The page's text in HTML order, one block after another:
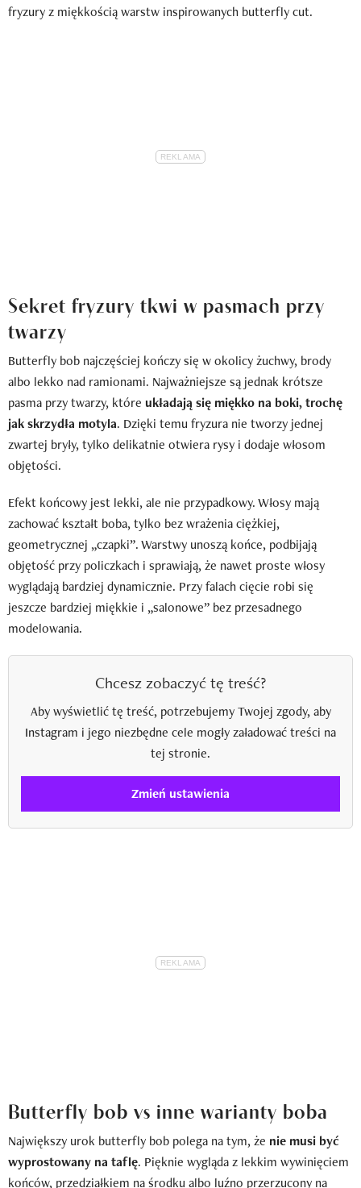
fryzury z miękkością warstw inspirowanych butterfly cut.
Sekret fryzury tkwi w pasmach przy
twarzy
Butterfly bob najczęściej kończy się w okolicy żuchwy, brody
albo lekko nad ramionami. Najważniejsze są jednak krótsze
pasma przy twarzy, które układają się miękko na boki, trochę
jak skrzydła motyla. Dzięki temu fryzura nie tworzy jednej
zwartej bryły, tylko delikatnie otwiera rysy i dodaje włosom
objętości.
Efekt końcowy jest lekki, ale nie przypadkowy. Włosy mają
zachować kształt boba, tylko bez wrażenia ciężkiej,
geometrycznej „czapki”. Warstwy unoszą końce, podbijają
objętość przy policzkach i sprawiają, że nawet proste włosy
wyglądają bardziej dynamicznie. Przy falach cięcie robi się
jeszcze bardziej miękkie i „salonowe” bez przesadnego
modelowania.
Chcesz zobaczyć tę treść?
Aby wyświetlić tę treść, potrzebujemy Twojej zgody, aby
Instagram i jego niezbędne cele mogły załadować treści na
tej stronie.
Zmień ustawienia
Butterfly bob vs inne warianty boba
Największy urok butterfly bob polega na tym, że nie musi być
wyprostowany na taflę. Pięknie wygląda z lekkim wywinięciem
końców, przedziałkiem na środku albo luźno przerzucony na